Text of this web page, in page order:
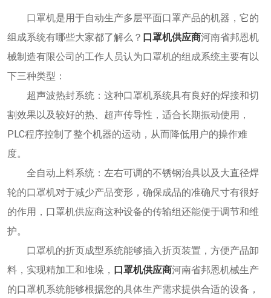
口罩机是用于自动生产多层平面口罩产品的机器，它的
组成系统有哪些大家都了解么？ 口罩机供应商河南省邦恩机
械制造有限公司的工作人员认为口罩机的组成系统主要有以
下三种类型：
超声波热封系统：这种口罩机系统具有良好的焊接和切
割效果以及较好的热、超声传导性，适合长期振动使用，
PLC程序控制了整个机器的运动，从而降低用户的操作难
度。
全自动上料系统：左右可调的不锈钢治具以及大直径焊
轮的口罩机对于减少产品变形，确保成品的准确尺寸有很好
的作用，口罩机供应商这种设备的传输组还能便于调节和维
护。
口罩机的折页成型系统能够插入折页装置，方便产品卸
料，实现精加工和堆垛， 口罩机供应商河南省邦恩机械生产
的口罩机系统能够根据您的具体生产需求提供合适的设备，